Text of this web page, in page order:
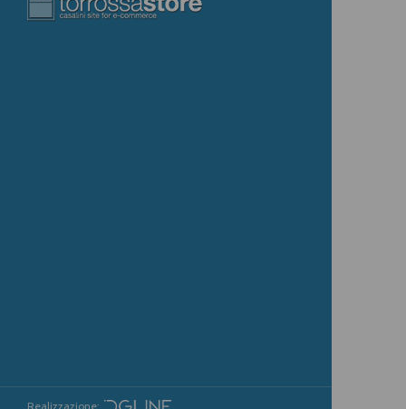
Realizzazione: